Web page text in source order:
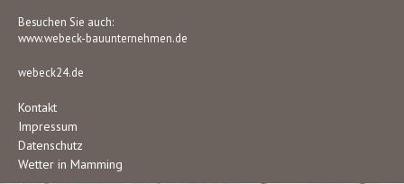
Besuchen Sie auch:
www.webeck-bauunternehmen.de
webeck24.de
Kontakt
Impressum
Datenschutz
Wetter in Mamming